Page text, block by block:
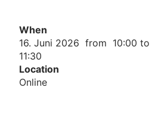
When
16. Juni 2026 from 10:00 to
11:30
Location
Online